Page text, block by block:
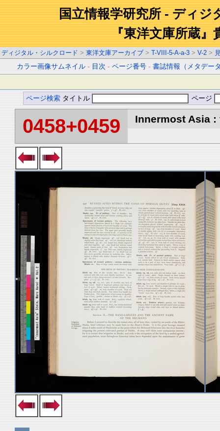
国立情報学研究所 - ディジ
『東洋文庫所蔵』
ディジタル・シルクロード > 東洋文庫アーカイブ > T-VIII-5-A-a-3 > V-2 >
カラー画像サムネイル - 目次 -ページ番号 -書誌情報（メタデー
ページ検索 タイトル ページ
0458+0459 Innermost Asia :